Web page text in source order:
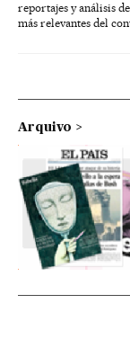
reportajes y análisis
más relevantes del
Arquivo